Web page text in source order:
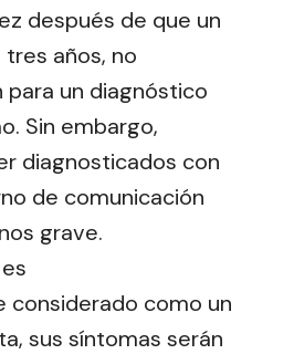
después de que un
años, no
para un diagnóstico
Sin embargo,
diagnosticados con
de comunicación
grave.
considerado como un
sus síntomas serán